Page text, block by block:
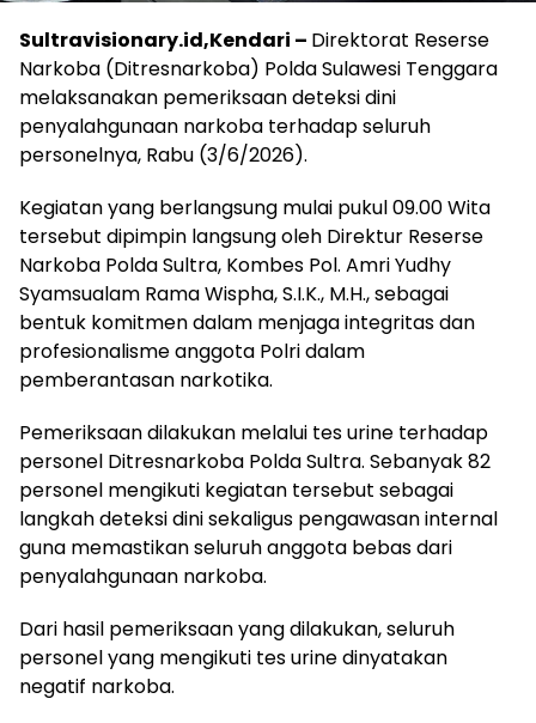
Sultravisionary.id,Kendari – Direktorat Reserse
Narkoba (Ditresnarkoba) Polda Sulawesi Tenggara
melaksanakan pemeriksaan deteksi dini
penyalahgunaan narkoba terhadap seluruh
personelnya, Rabu (3/6/2026).
Kegiatan yang berlangsung mulai pukul 09.00 Wita
tersebut dipimpin langsung oleh Direktur Reserse
Narkoba Polda Sultra, Kombes Pol. Amri Yudhy
Syamsualam Rama Wispha, S.I.K., M.H., sebagai
bentuk komitmen dalam menjaga integritas dan
profesionalisme anggota Polri dalam
pemberantasan narkotika.
Pemeriksaan dilakukan melalui tes urine terhadap
personel Ditresnarkoba Polda Sultra. Sebanyak 82
personel mengikuti kegiatan tersebut sebagai
langkah deteksi dini sekaligus pengawasan internal
guna memastikan seluruh anggota bebas dari
penyalahgunaan narkoba.
Dari hasil pemeriksaan yang dilakukan, seluruh
personel yang mengikuti tes urine dinyatakan
negatif narkoba.